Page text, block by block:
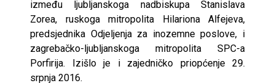
između ljubljanskoga nadbiskupa Stanislava
Zorea, ruskoga mitropolita Hilariona Alfejeva,
predsjednika Odjeljenja za inozemne poslove, i
zagrebačko-ljubljanskoga mitropolita SPC-a
Porfirija. Izišlo je i zajedničko priopćenje 29.
srpnja 2016.